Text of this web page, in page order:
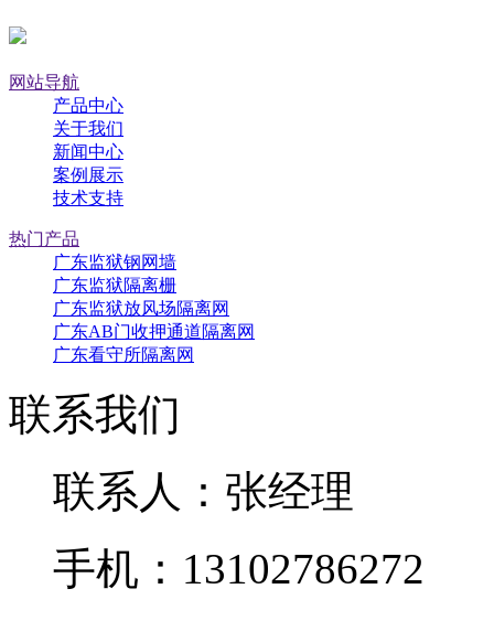
网站导航
产品中心
关于我们
新闻中心
案例展示
技术支持
热门产品
广东监狱钢网墙
广东监狱隔离栅
广东监狱放风场隔离网
广东AB门收押通道隔离网
广东看守所隔离网
联系我们
联系人：张经理
手机：13102786272